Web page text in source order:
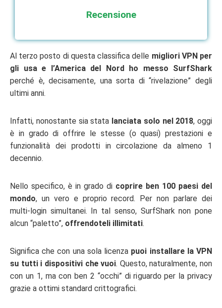
Recensione
Al terzo posto di questa classifica delle migliori VPN per
gli usa e l’America del Nord ho messo SurfShark
perché è, decisamente, una sorta di “rivelazione” degli
ultimi anni.
Infatti, nonostante sia stata lanciata solo nel 2018, oggi
è in grado di offrire le stesse (o quasi) prestazioni e
funzionalità dei prodotti in circolazione da almeno 1
decennio.
Nello specifico, è in grado di coprire ben 100 paesi del
mondo, un vero e proprio record. Per non parlare dei
multi-login simultanei. In tal senso, SurfShark non pone
alcun “paletto”, offrendoteli illimitati.
Significa che con una sola licenza puoi installare la VPN
su tutti i dispositivi che vuoi. Questo, naturalmente, non
con un 1, ma con ben 2 “occhi” di riguardo per la privacy
grazie a ottimi standard crittografici.